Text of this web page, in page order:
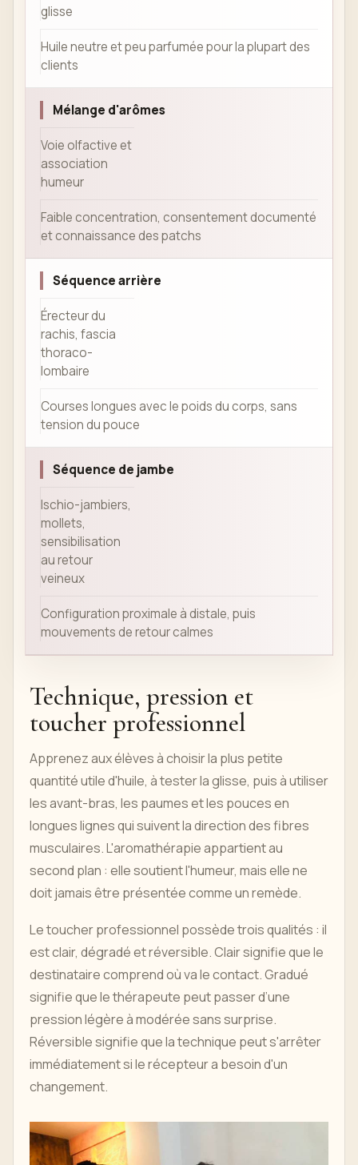
glisse
Huile neutre et peu parfumée pour la plupart des
clients
Mélange d'arômes
Voie olfactive et
association
humeur
Faible concentration, consentement documenté
et connaissance des patchs
Séquence arrière
Érecteur du
rachis, fascia
thoraco-
lombaire
Courses longues avec le poids du corps, sans
tension du pouce
Séquence de jambe
Ischio-jambiers,
mollets,
sensibilisation
au retour
veineux
Configuration proximale à distale, puis
mouvements de retour calmes
Technique, pression et
toucher professionnel
Apprenez aux élèves à choisir la plus petite
quantité utile d'huile, à tester la glisse, puis à utiliser
les avant-bras, les paumes et les pouces en
longues lignes qui suivent la direction des fibres
musculaires. L'aromathérapie appartient au
second plan : elle soutient l'humeur, mais elle ne
doit jamais être présentée comme un remède.
Le toucher professionnel possède trois qualités : il
est clair, dégradé et réversible. Clair signifie que le
destinataire comprend où va le contact. Gradué
signifie que le thérapeute peut passer d’une
pression légère à modérée sans surprise.
Réversible signifie que la technique peut s'arrêter
immédiatement si le récepteur a besoin d'un
changement.